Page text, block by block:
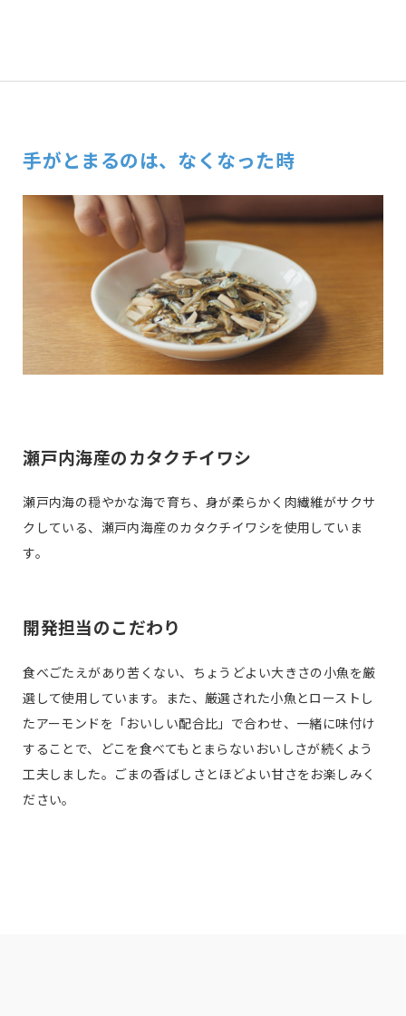
手がとまるのは、なくなった時
瀬戸内海産のカタクチイワシ
瀬戸内海の穏やかな海で育ち、身が柔らかく肉繊維がサクサ
クしている、瀬戸内海産のカタクチイワシを使用していま
す。
開発担当のこだわり
食べごたえがあり苦くない、ちょうどよい大きさの小魚を厳
選して使用しています。また、厳選された小魚とローストし
たアーモンドを「おいしい配合比」で合わせ、一緒に味付け
することで、どこを食べてもとまらないおいしさが続くよう
工夫しました。ごまの香ばしさとほどよい甘さをお楽しみく
ださい。